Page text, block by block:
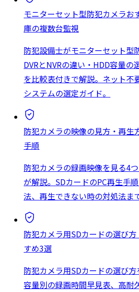
モニターセット型防犯カメラお
庫の複数台監視
防犯設備士がモニターセット型
DVRとNVRの違い・HDD容量の
を比較表付きで解説。ネット不
システムの選定ガイド。
防犯カメラの映像の見方・再生
手順
防犯カメラの録画映像を見る4
が解説。SDカードのPC再生手
法、再生できない時の対処法ま
防犯カメラ用SDカードの選び
すめ3選
防犯カメラ用SDカードの選び方
容量別の録画時間早見表、高耐